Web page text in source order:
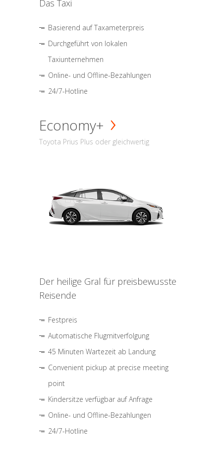
Das Taxi
Basierend auf Taxameterpreis
Durchgeführt von lokalen
Taxiunternehmen
Online- und Offline-Bezahlungen
24/7-Hotline
Economy+
Toyota Prius Plus oder gleichwertig
Der heilige Gral für preisbewusste
Reisende
Festpreis
Automatische Flugmitverfolgung
45 Minuten Wartezeit ab Landung
Convenient pickup at precise meeting
point
Kindersitze verfügbar auf Anfrage
Online- und Offline-Bezahlungen
24/7-Hotline